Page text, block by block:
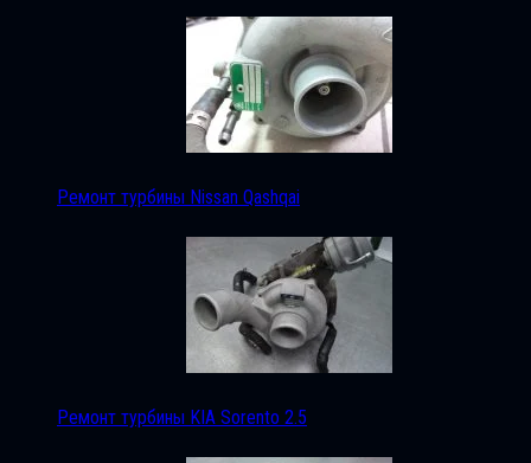
Ремонт турбины Nissan Qashqai
Ремонт турбины KIA Sorento 2.5